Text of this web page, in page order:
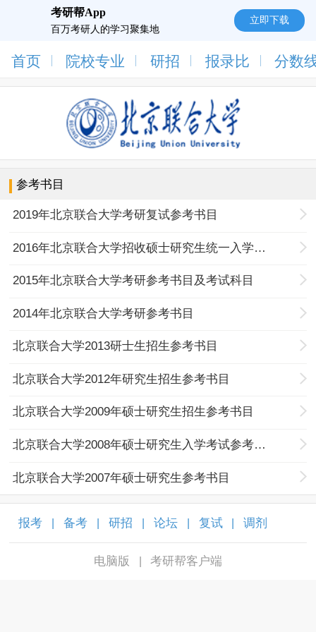
考研帮App
百万考研人的学习聚集地
立即下载
首页 院校专业 研招 报录比 分数
参考书目
2019年北京联合大学考研复试参考书目
2016年北京联合大学招收硕士研究生统一入学考试参考书目
2015年北京联合大学考研参考书目及考试科目
2014年北京联合大学考研参考书目
北京联合大学2013研士生招生参考书目
北京联合大学2012年研究生招生参考书目
北京联合大学2009年硕士研究生招生参考书目
北京联合大学2008年硕士研究生入学考试参考书目
北京联合大学2007年硕士研究生参考书目
报考 备考 研招 论坛 复试 调剂
电脑版 考研帮客户端